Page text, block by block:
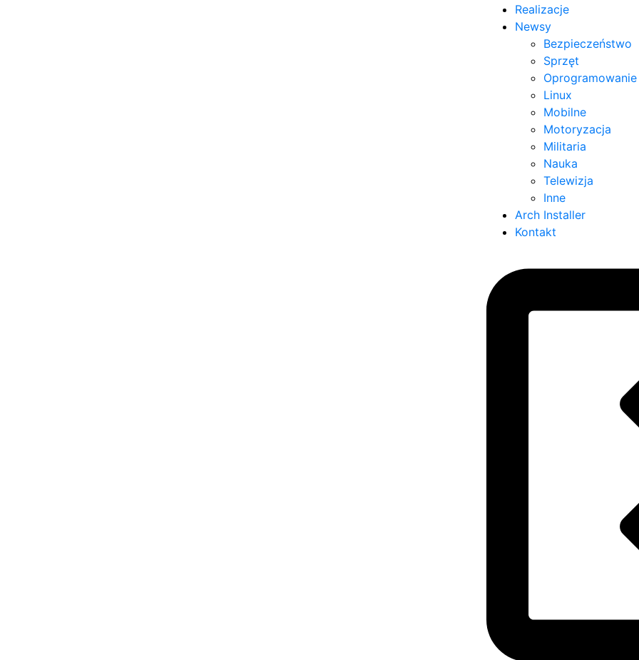
Realizacje
Newsy
Bezpieczeństwo
Sprzęt
Oprogramowanie
Linux
Mobilne
Motoryzacja
Militaria
Nauka
Telewizja
Inne
Arch Installer
Kontakt